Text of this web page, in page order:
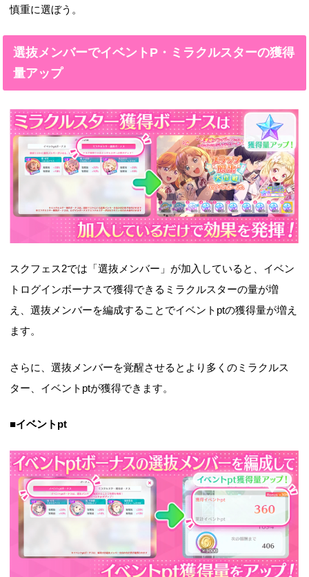
慎重に選ぼう。
選抜メンバーでイベントP・ミラクルスターの獲得
量アップ
スクフェス2では「選抜メンバー」が加入していると、イベン
トログインボーナスで獲得できるミラクルスターの量が増
え、選抜メンバーを編成することでイベントptの獲得量が増え
ます。
さらに、選抜メンバーを覚醒させるとより多くのミラクルス
ター、イベントptが獲得できます。
■イベントpt